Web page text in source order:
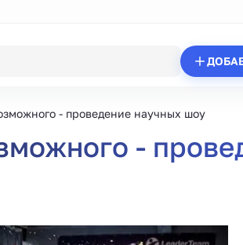
- проведение научных шоу
-